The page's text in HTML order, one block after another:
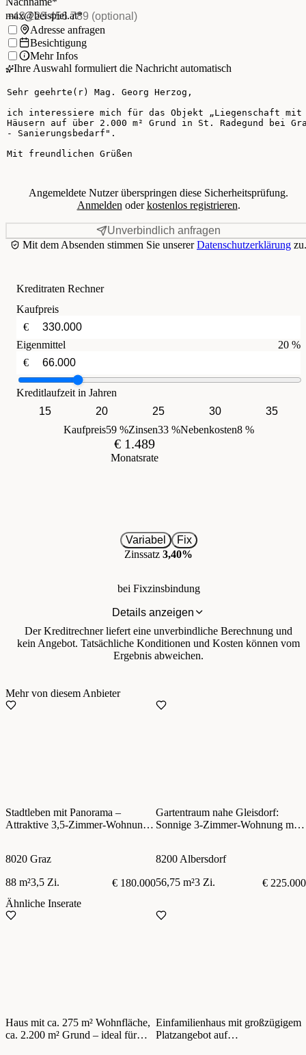
max@beispiel.at*
Telefon(optional)
Ich möchte:Adresse anfragen
Besichtigung
Mehr Infos
Ihre Auswahl formuliert die Nachricht automatisch
Ihre Nachricht
Angemeldete Nutzer überspringen diese Sicherheitsprüfung.
Anmelden oderkostenlos registrieren.
Unverbindlich anfragen
Mit dem Absenden stimmen Sie unsererDatenschutzerklärung zu.
Kreditraten Rechner
Kaufpreis
€
Eigenmittel
20 %
€
Kreditlaufzeit in Jahren
15
20 25 30
35
Kaufpreis59 %Zinsen33 %Nebenkosten8 %
€ 1.489
Monatsrate
Variabel
Fix
Zinssatz 3,40%
bei Fixzinsbindung
Details anzeigen
Der Kreditrechner liefert eine unverbindliche Berechnung und
kein Angebot. Tatsächliche Konditionen und Kosten können vom
Ergebnis abweichen.
Mehr von diesem Anbieter
Stadtleben mit Panorama –
Attraktive 3,5-Zimmer-Wohnung
8020 Graz
88 m²3,5 Zi. € 180.000
Gartentraum nahe Gleisdorf:
Sonnige 3-Zimmer-Wohnung mit
8200 Albersdorf
56,75 m²3 Zi.
€ 225.000
Ähnliche Inserate
Haus mit ca. 275 m² Wohnfläche,
ca. 2.200 m² Grund – ideal für
Einfamilienhaus mit großzügigem
Platzangebot auf